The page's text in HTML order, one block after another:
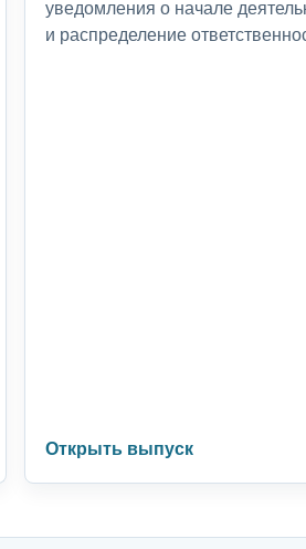
уведомления о начале
и распределение
Открыть выпуск